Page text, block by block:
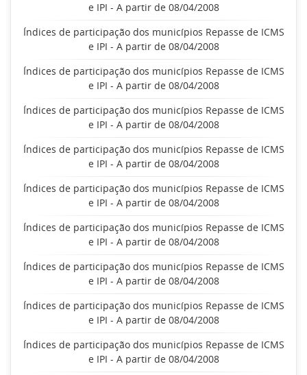
e IPI - A partir de 08/04/2008
Índices de participação dos municípios Repasse de ICMS
e IPI - A partir de 08/04/2008
Índices de participação dos municípios Repasse de ICMS
e IPI - A partir de 08/04/2008
Índices de participação dos municípios Repasse de ICMS
e IPI - A partir de 08/04/2008
Índices de participação dos municípios Repasse de ICMS
e IPI - A partir de 08/04/2008
Índices de participação dos municípios Repasse de ICMS
e IPI - A partir de 08/04/2008
Índices de participação dos municípios Repasse de ICMS
e IPI - A partir de 08/04/2008
Índices de participação dos municípios Repasse de ICMS
e IPI - A partir de 08/04/2008
Índices de participação dos municípios Repasse de ICMS
e IPI - A partir de 08/04/2008
Índices de participação dos municípios Repasse de ICMS
e IPI - A partir de 08/04/2008